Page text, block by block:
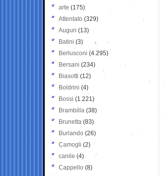
arte (175)
Attentato (329)
Auguri (13)
Batini (3)
Berlusconi (4.295)
Bersani (234)
Biasotti (12)
Boldrini (4)
Bossi (1.221)
Brambilla (38)
Brunetta (83)
Burlando (26)
Camogli (2)
canile (4)
Cappello (8)